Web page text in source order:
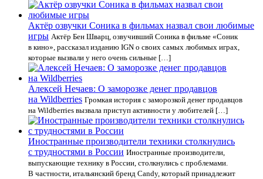
Актёр озвучки Соника в фильмах назвал свои любимые
игры Актёр Бен Шварц, озвучивший Соника в фильме «Соник
в кино», рассказал изданию IGN о своих самых любимых играх,
которые вызвали у него очень сильные […]
Алексей Нечаев: О заморозке денег продавцов
на Wildberries Громкая история с заморозкой денег продавцов
на Wildberries вызвала приступ активности у любителей […]
Иностранные производители техники столкнулись
с трудностями в России Иностранные производители,
выпускающие технику в России, столкнулись с проблемами.
В частности, итальянский бренд Candy, который принадлежит